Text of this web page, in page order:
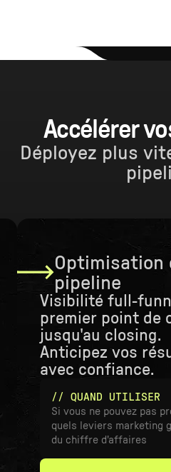
Accélérer
Déployez plus
Optimisation
pipeline
Visibilité full-
premier point de
jusqu'au closing.
Anticipez vos
avec confiance.
// QUAND UTILISER
Si vous ne pouvez pas
quels leviers marketing
du chiffre d'affaires